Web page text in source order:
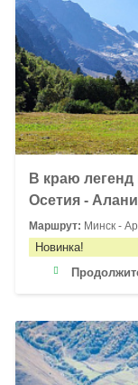
В краю
Осетия -
Маршрут: Минск -
Новинка!